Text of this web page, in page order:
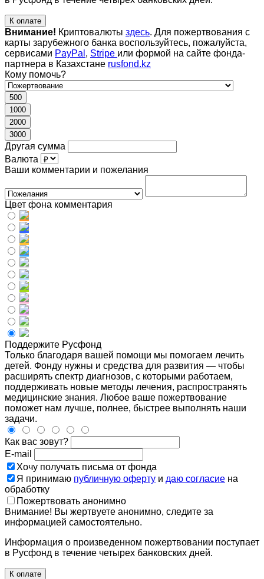
К оплате
Внимание! Криптовалюты здесь. Для пожертвования с
карты зарубежного банка воспользуйтесь, пожалуйста,
сервисами PayPal , Stripe или формой на сайте фонда-
партнера в Казахстане rusfond.kz
Кому помочь?
500
1000
2000
3000
Другая сумма
Валюта
Ваши комментарии и пожелания
Цвет фона комментария
Поддержите Русфонд
Только благодаря вашей помощи мы помогаем лечить
детей. Фонду нужны и средства для развития — чтобы
расширять спектр диагнозов, с которыми работаем,
поддерживать новые методы лечения, распространять
медицинские знания. Любое ваше пожертвование
поможет нам лучше, полнее, быстрее выполнять наши
задачи.
Как вас зовут?
E-mail
Хочу получать письма от фонда
Я принимаю публичную оферту и даю согласие на
обработку
Пожертвовать анонимно
Внимание! Вы жертвуете анонимно, следите за
информацией самостоятельно.
Информация о произведенном пожертвовании поступает
в Русфонд в течение четырех банковских дней.
К оплате